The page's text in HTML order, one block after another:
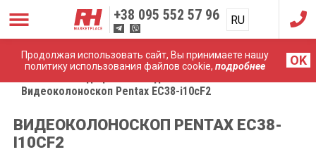
Продолжая использовать сайт, Вы принимаете нашу
политику использования файлов cookie, подробнее OK
+38 095 552 57 96 RU
UA
Видеоколоноскоп Pentax EC38-i10cF2
ВИДЕОКОЛОНОСКОП PENTAX EC38-
I10CF2